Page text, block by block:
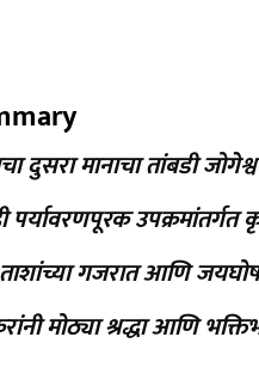
दुसरा मानाचा तांबडी
पर्यावरणपूरक
गजरात आणि
मोठ्या श्रद्धा आणि